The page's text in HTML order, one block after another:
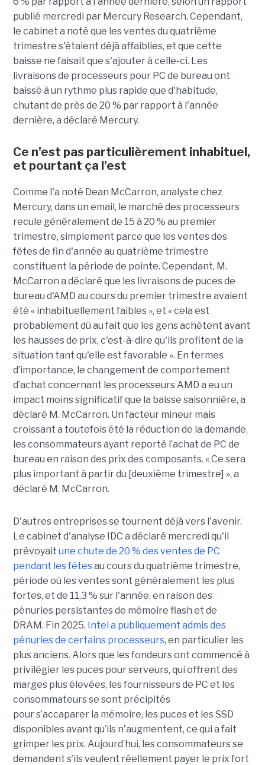
publié mercredi par Mercury Research. Cependant,
le cabinet a noté que les ventes du quatrième
trimestre s'étaient déjà affaiblies, et que cette
baisse ne faisait que s'ajouter à celle-ci. Les
livraisons de processeurs pour PC de bureau ont
baissé à un rythme plus rapide que d'habitude,
chutant de près de 20 % par rapport à l'année
dernière, a déclaré Mercury.
Ce n'est pas particulièrement inhabituel,
et pourtant ça l'est
Comme l'a noté Dean McCarron, analyste chez
Mercury, dans un email, le marché des processeurs
recule généralement de 15 à 20 % au premier
trimestre, simplement parce que les ventes des
fêtes de fin d'année au quatrième trimestre
constituent la période de pointe. Cependant, M.
McCarron a déclaré que les livraisons de puces de
bureau d'AMD au cours du premier trimestre avaient
été « inhabituellement faibles », et « cela est
probablement dû au fait que les gens achètent avant
les hausses de prix, c'est-à-dire qu'ils profitent de la
situation tant qu'elle est favorable ». En termes
d’importance, le changement de comportement
d’achat concernant les processeurs AMD a eu un
impact moins significatif que la baisse saisonnière, a
déclaré M. McCarron. Un facteur mineur mais
croissant a toutefois été la réduction de la demande,
les consommateurs ayant reporté l’achat de PC de
bureau en raison des prix des composants. « Ce sera
plus important à partir du [deuxième trimestre] », a
déclaré M. McCarron.
D'autres entreprises se tournent déjà vers l'avenir.
Le cabinet d'analyse IDC a déclaré mercredi qu'il
prévoyait une chute de 20 % des ventes de PC
pendant les fêtesau cours du quatrième trimestre,
période où les ventes sont généralement les plus
fortes, et de 11,3 % sur l'année, en raison des
pénuries persistantes de mémoire flash et de
DRAM. Fin 2025, Intel a publiquement admis des
pénuries de certains processeurs, en particulier les
plus anciens. Alors que les fondeurs ont commencé à
privilégier les puces pour serveurs, qui offrent des
marges plus élevées, les fournisseurs de PC et les
consommateurs se sont précipités
pour s’accaparer la mémoire, les puces et les SSD
disponibles avant qu’ils n'augmentent, ce qui a fait
grimper les prix. Aujourd’hui, les consommateurs se
demandent s’ils veulent réellement payer le prix fort